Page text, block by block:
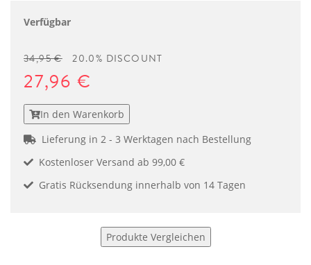
Verfügbar
34,95 € 20.0% DISCOUNT
27,96 €
In den Warenkorb
Lieferung in 2 - 3 Werktagen nach Bestellung
Kostenloser Versand ab 99,00 €
Gratis Rücksendung innerhalb von 14 Tagen
Produkte Vergleichen